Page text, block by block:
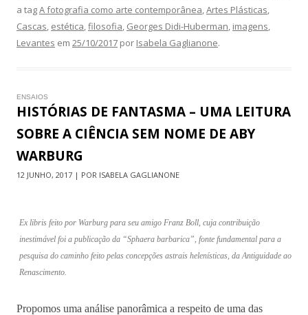
a tagA fotografia como arte contemporânea,Artes Plásticas,
Cascas, estética,filosofia, Georges Didi-Huberman, imagens,
Levantes em 25/10/2017 por Isabela Gaglianone.
ENSAIOS
HISTÓRIAS DE FANTASMA – UMA LEITURA
SOBRE A CIÊNCIA SEM NOME DE ABY
WARBURG
12 JUNHO, 2017 | POR ISABELA GAGLIANONE
Ex libris feito por Warburg para seu amigo Franz Boll, cuja contribuição
inestimável foi a publicação da “Sphaera barbarica”, fonte fundamental para a
pesquisa do caminho feito pelas concepções astrais helenísticas, da Antiguidade ao
Renascimento.
Propomos uma análise panorâmica a respeito de uma das